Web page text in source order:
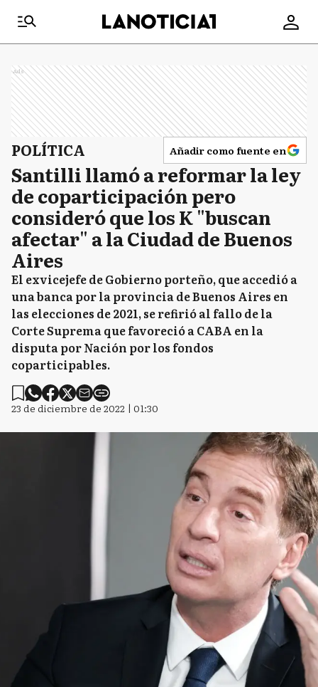
Ads
POLÍTICA Añadir como fuente en
Santilli llamó a reformar la ley
de coparticipación pero
consideró que los K "buscan
afectar" a la Ciudad de Buenos
Aires
El exvicejefe de Gobierno porteño, que accedió a
una banca por la provincia de Buenos Aires en
las elecciones de 2021, se refirió al fallo de la
Corte Suprema que favoreció a CABA en la
disputa por Nación por los fondos
coparticipables.
23 de diciembre de 2022 | 01:30